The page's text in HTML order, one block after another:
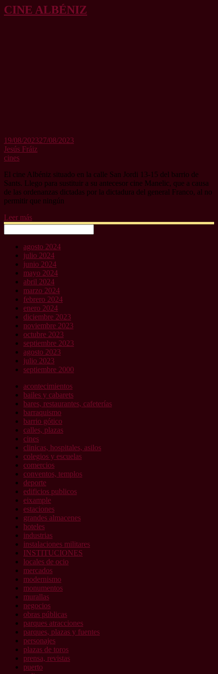
CINE ALBÉNIZ
19/08/202327/08/2023
Jesús Fráiz
cines
El cine Albéniz situado en la calle San Jordi 13-15 del barrio de
Sants. Llego para sustituir a su antecesor cine Manelic, que a causa
de las ordenanzas dictadas por la dictadura del general Franco, al no
permitir que ningún
Leer más
agosto 2024
julio 2024
junio 2024
mayo 2024
abril 2024
marzo 2024
febrero 2024
enero 2024
diciembre 2023
noviembre 2023
octubre 2023
septiembre 2023
agosto 2023
julio 2023
septiembre 2000
acontecimientos
bailes y cabarets
bares, restaurantes, cafeterías
barraquismo
barrio gótico
calles, plazas
cines
clinicas, hospitales, asilos
colegios y escuelas
comercios
conventos, templos
deporte
edificios publicos
eixample
estaciones
grandes almacenes
hoteles
industrias
instalaciones militares
INSTITUCIONES
locales de ocio
mercados
modernismo
monumentos
murallas
negocios
obras públicas
parques atracciones
parques, plazas y fuentes
personajes
plazas de toros
prensa, revistas
puerto